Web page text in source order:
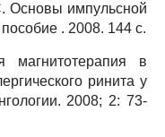
Основы импульсной
. 2008. 144 с.
магнитотерапия в
ринита у
2008; 2: 73-